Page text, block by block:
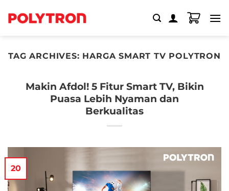
TAG ARCHIVES: HARGA SMART TV POLYTRON
Makin Afdol! 5 Fitur Smart TV, Bikin
Puasa Lebih Nyaman dan
Berkualitas
20